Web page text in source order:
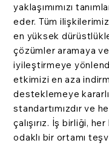
yaklaşımımızı
eder. Tüm
en yüksek
çözümler aramaya
iyileştirmeye
etkimizi en aza
desteklemeye
standartımızdır ve
çalışırız. İş birliği,
odaklı bir ortamı